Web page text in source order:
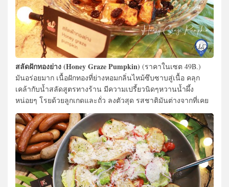
สลัดฝักทองย่าง (Honey Graze Pumpkin) (ราคาในเซต 49B.)
มันอร่อยมาก เนื้อฝักทองที่ย่างหอมกลิ่นไหม้ซึบซาบสู่เนื้อ คลุก
เคล้ากับน้ำสลัดสูตรทางร้าน มีความเปรี้ยวนิดๆหวานน้ำผึ้ง
หน่อยๆ โรยด้วยลูกเกดและถั่ว ลงตัวสุด รสชาติมันต่างจากที่เคย